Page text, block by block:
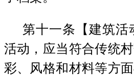
第十一条【建筑
活动，应当符合传统
彩、风格和材料等方